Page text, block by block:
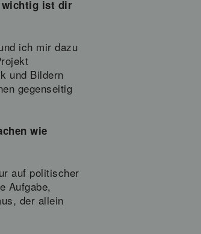
wichtig ist dir
ich mir dazu
und Bildern
gegenseitig
wie
auf politischer
Aufgabe,
der allein